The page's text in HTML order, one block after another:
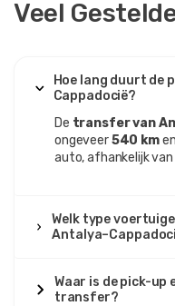
27 maart 2025
SY
Svitlana
Antalya naar
op tijd, erg vriendelijk,
lange reis was het een
ons hotel in Göreme
Veel
Hoe lang duurt de
Cappadocië?
De transfer van
ongeveer540 km
auto, afhankelijk
Welk type
Waar is de pick-
transfer?